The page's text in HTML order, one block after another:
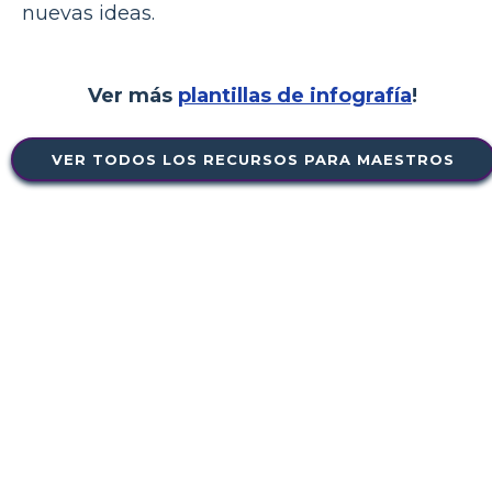
nuevas ideas.
Ver más plantillas de infografía!
VER TODOS LOS RECURSOS PARA MAESTROS